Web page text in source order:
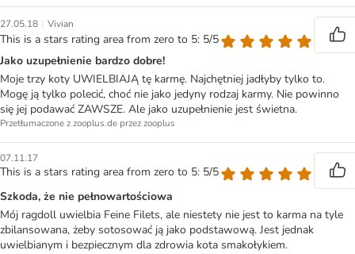
27.05.18 | Vivian
This is a stars rating area from zero to 5: 5/5
Jako uzupełnienie bardzo dobre!
Moje trzy koty UWIELBIAJĄ tę karmę. Najchętniej jadłyby tylko to.
Mogę ją tylko polecić, choć nie jako jedyny rodzaj karmy. Nie powinno
się jej podawać ZAWSZE. Ale jako uzupełnienie jest świetna.
Przetłumaczone z zooplus.de przez zooplus
07.11.17
This is a stars rating area from zero to 5: 5/5
Szkoda, że nie pełnowartościowa
Mój ragdoll uwielbia Feine Filets, ale niestety nie jest to karma na tyle
zbilansowana, żeby sotosować ją jako podstawową. Jest jednak
uwielbianym i bezpiecznym dla zdrowia kota smakołykiem.